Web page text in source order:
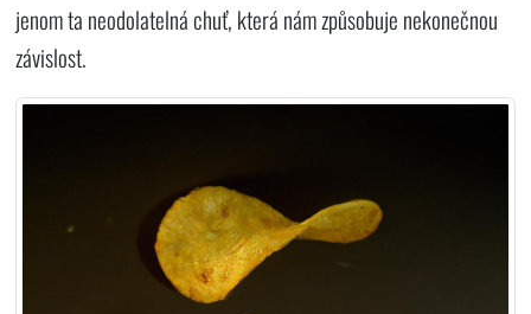
jenom ta neodolatelná chuť, která nám způsobuje nekonečnou
závislost.